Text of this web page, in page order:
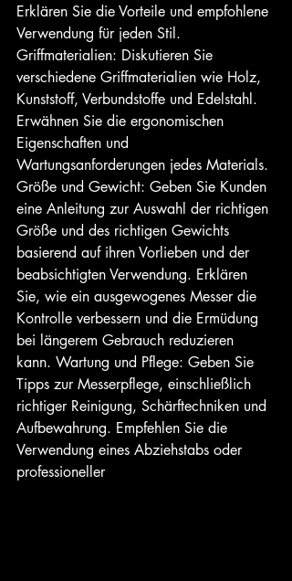
Erklären Sie die Vorteile und empfohlene
Verwendung für jeden Stil.
Griffmaterialien: Diskutieren Sie
verschiedene Griffmaterialien wie Holz,
Kunststoff, Verbundstoffe und Edelstahl.
Erwähnen Sie die ergonomischen
Eigenschaften und
Wartungsanforderungen jedes Materials.
Größe und Gewicht: Geben Sie Kunden
eine Anleitung zur Auswahl der richtigen
Größe und des richtigen Gewichts
basierend auf ihren Vorlieben und der
beabsichtigten Verwendung. Erklären
Sie, wie ein ausgewogenes Messer die
Kontrolle verbessern und die Ermüdung
bei längerem Gebrauch reduzieren
kann. Wartung und Pflege: Geben Sie
Tipps zur Messerpflege, einschließlich
richtiger Reinigung, Schärftechniken und
Aufbewahrung. Empfehlen Sie die
Verwendung eines Abziehstabs oder
professioneller